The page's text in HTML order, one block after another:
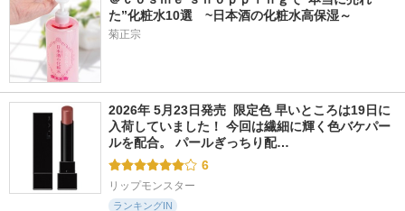
た”化粧水10選　~日本酒の化粧水高保湿～
菊正宗
2026年 5月23日発売  限定色 早いところは19日に
入荷していました！ 今回は繊細に輝く色バケパー
ルを配合。 パールぎっちり配…
6
リップモンスター
ランキングIN